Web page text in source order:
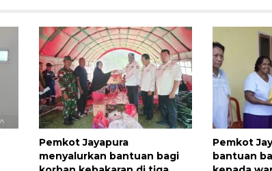
Pemkot Jayapura
menyalurkan bantuan bagi
Pemkot
bantuan